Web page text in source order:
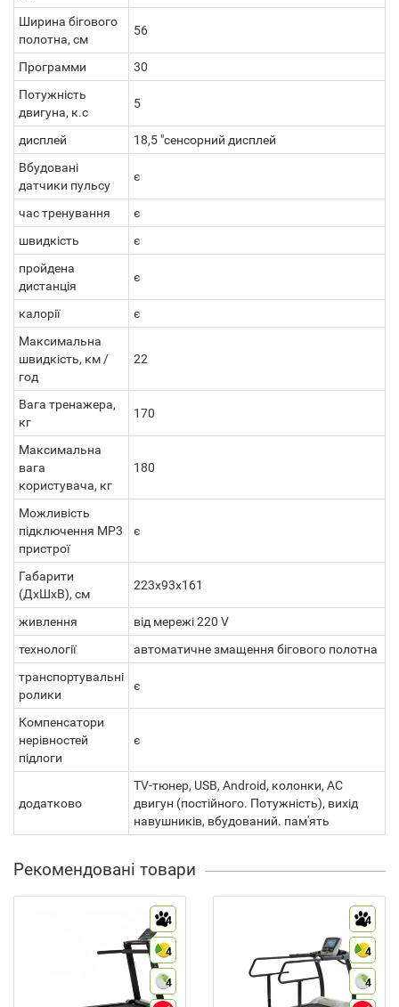
Ширина бігового
полотна, см
56
Прoграмми
30
Потужність
двигуна, к.с
5
дисплей
18,5 "сенсорний дисплей
Вбудовані
датчики пульсу
є
час тренування
є
швидкість
є
пройдена
дистанція
є
калорії
є
Максимальна
швидкість, км /
год
22
Вага тренажера,
кг
170
Максимальна
вага
користувача, кг
180
Можливість
підключення MP3
пристрої
є
Габарити
(ДхШхВ), см
223x93x161
живлення
від мережі 220 V
технології
автоматичне змащення бігового полотна
транспортувальні
ролики
є
Компенсатори
нерівностей
підлоги
є
додатково
TV-тюнер, USB, Android, колонки, АС
двигун (постійного. Потужність), вихід
навушників, вбудований. пам'ять
Рекомендовані товари
4
4
4
4
4
4